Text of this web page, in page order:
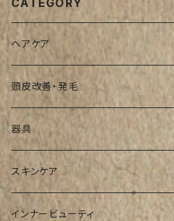
CATEGORY
ヘアケア
シャンプー
インバストリートメント
アウトバストリートメント
頭皮改善・発毛
器具
スキンケア
インナービューティ